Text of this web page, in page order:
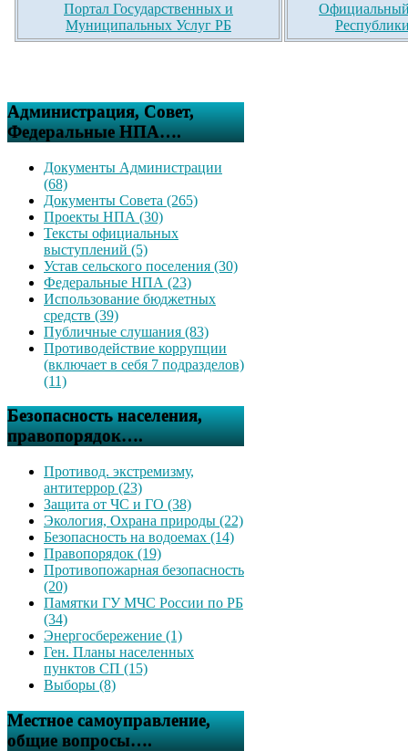
Портал Государственных и
Муниципальных Услуг РБ
Официальный
Администрация, Совет,
Федеральные НПА….
Документы Администрации
(68)
Документы Совета (265)
Проекты НПА (30)
Тексты официальных
выступлений (5)
Устав сельского поселения (30)
Федеральные НПА (23)
Использование бюджетных
средств (39)
Публичные слушания (83)
Противодействие коррупции
(включает в себя 7 подразделов)
(11)
Безопасность населения,
правопорядок….
Противод. экстремизму,
антитеррор (23)
Защита от ЧС и ГО (38)
Экология, Охрана природы (22)
Безопасность на водоемах (14)
Правопорядок (19)
Противопожарная безопасность
(20)
Памятки ГУ МЧС России по РБ
(34)
Энергосбережение (1)
Ген. Планы населенных
пунктов СП (15)
Выборы (8)
Местное самоуправление,
общие вопросы….